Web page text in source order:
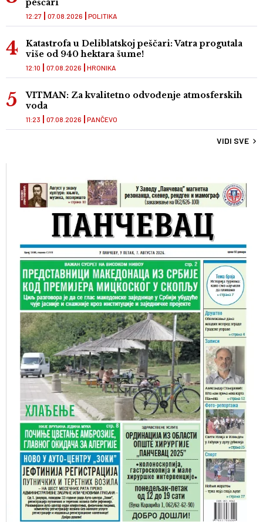
peščari
POLITIKA
12:27 07.08.2026
Katastrofa u Deliblatskoj peščari: Vatra progutala
više od 940 hektara šume!
HRONIKA
12:10 07.08.2026
VITMAN: Za kvalitetno odvođenje atmosferskih
voda
PANČEVO
11:23 07.08.2026
VIDI SVE